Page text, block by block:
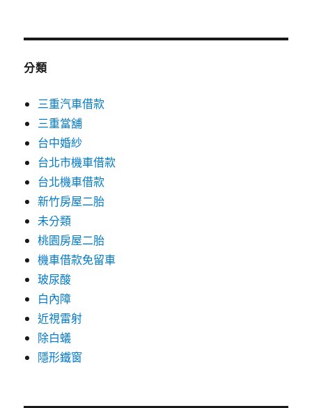
分類
三重汽車借款
三重當舖
台中婚紗
台北市機車借款
台北機車借款
新竹房屋二胎
未分類
桃園房屋二胎
機車借款免留車
玻尿酸
白內障
近視雷射
除白蟻
隱形鐵窗